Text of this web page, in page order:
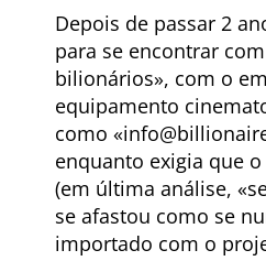
Depois de passar 2
para se encontrar com
bilionários , com o
equipamento
como
enquanto exigia que
(em última análise,
se afastou como se
importado com o